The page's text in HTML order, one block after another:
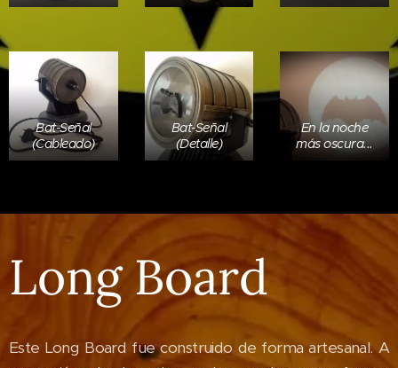
Bat-Señal
(Cableado)
Bat-Señal
(Detalle)
En la noche
más oscura...
Long Board
Este Long Board fue construido de forma artesanal. A